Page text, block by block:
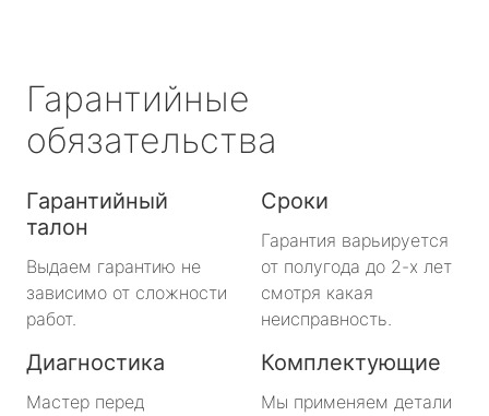
Гарантийные
обязательства
Гарантийный
талон
Выдаем гарантию не
зависимо от сложности
работ.
Сроки
Гарантия варьируется
от полугода до 2-х лет
смотря какая
неисправность.
Диагностика
Мастер перед
Комплектующие
Мы применяем детали